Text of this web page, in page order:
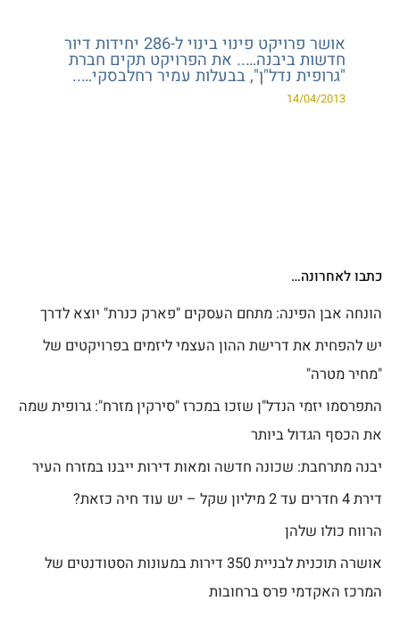
אושר פרויקט פינוי בינוי ל-286 יחידות דיור
חדשות ביבנה….. את הפרויקט תקים חברת
"גרופית נדל"ן", בבעלות עמיר רחלבסקי…..
14/04/2013
כתבו לאחרונה…
הונחה אבן הפינה: מתחם העסקים "פארק כנרת" יוצא לדרך
יש להפחית את דרישת ההון העצמי ליזמים בפרויקטים של
"מחיר מטרה"
התפרסמו יזמי הנדל"ן שזכו במכרז "סירקין מזרח": גרופית שמה
את הכסף הגדול ביותר
יבנה מתרחבת: שכונה חדשה ומאות דירות ייבנו במזרח העיר
דירת 4 חדרים עד 2 מיליון שקל – יש עוד חיה כזאת?
הרווח כולו שלהן
אושרה תוכנית לבניית 350 דירות במעונות הסטודנטים של
המרכז האקדמי פרס ברחובות